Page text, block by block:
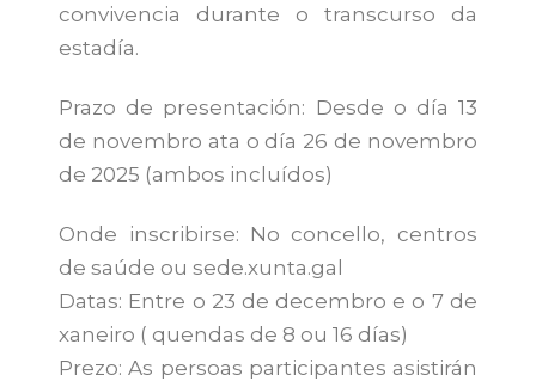
convivencia durante o transcurso da
estadía.
Prazo de presentación: Desde o día 13
de novembro ata o día 26 de novembro
de 2025 (ambos incluídos)
Onde inscribirse: No concello, centros
de saúde ou sede.xunta.gal
Datas: Entre o 23 de decembro e o 7 de
xaneiro ( quendas de 8 ou 16 días)
Prezo: As persoas participantes asistirán